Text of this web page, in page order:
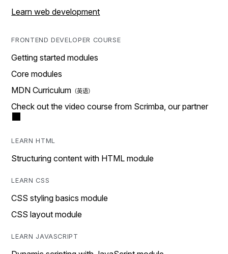
Learn web development
FRONTEND DEVELOPER COURSE
Getting started modules
Core modules
MDN Curriculum
Check out the video course from Scrimba, our partner
LEARN HTML
Structuring content with HTML module
LEARN CSS
CSS styling basics module
CSS layout module
LEARN JAVASCRIPT